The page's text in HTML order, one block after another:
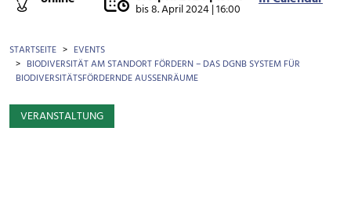
bis8. April 2024 | 16:00
BROTKRÜMEL
STARTSEITE
EVENTS
BIODIVERSITÄT AM STANDORT FÖRDERN – DAS DGNB SYSTEM FÜR
BIODIVERSITÄTSFÖRDERNDE AUSSENRÄUME
VERANSTALTUNG